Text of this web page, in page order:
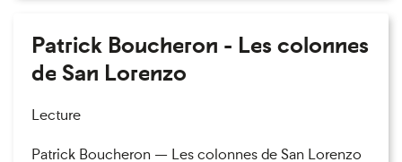
Patrick Boucheron - Les colonnes
de San Lorenzo
Lecture
Patrick Boucheron — Les colonnes de San Lorenzo